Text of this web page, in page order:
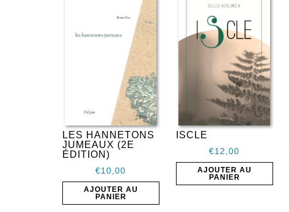
LES HANNETONS
JUMEAUX (2E
ÉDITION)
€10,00
AJOUTER AU
PANIER
ISCLE
€12,00
AJOUTER AU
PANIER